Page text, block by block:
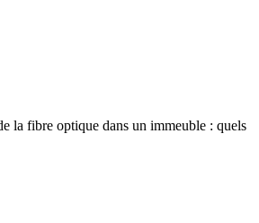
la fibre optique dans un immeuble : quels